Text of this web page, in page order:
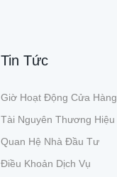
Tin Tức
Giờ Hoạt Động Cửa Hàng
Tài Nguyên Thương Hiệu
Quan Hệ Nhà Đầu Tư
Điều Khoản Dịch Vụ